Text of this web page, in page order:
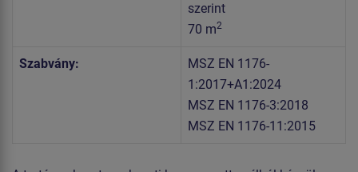
szerint
70 m2
Szabvány:
MSZ EN 1176-
1:2017+A1:2024
MSZ EN 1176-3:2018
MSZ EN 1176-11:2015